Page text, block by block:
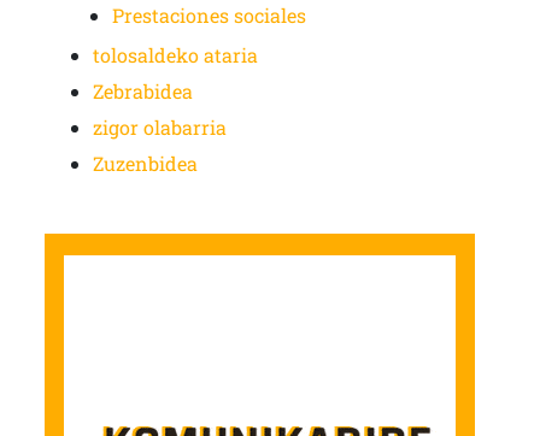
Prestaciones sociales
tolosaldeko ataria
Zebrabidea
zigor olabarria
Zuzenbidea